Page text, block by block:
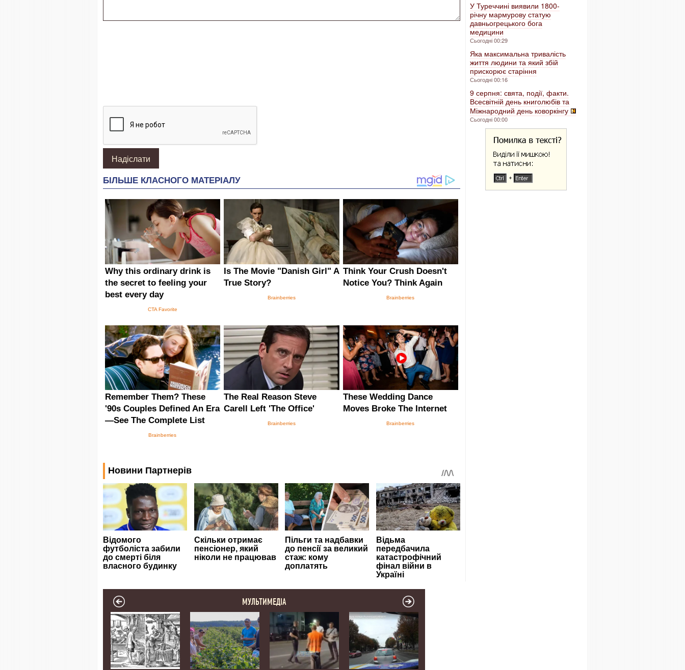
У Туреччині виявили 1800-
річну мармурову статую
давньогрецького бога
медицини
Сьогодні 00:29
Яка максимальна тривалість
життя людини та який збій
прискорює старіння
Сьогодні 00:16
9 серпня: свята, події, факти.
Всесвітній день книголюбів та
Міжнародний день коворкінгу
Сьогодні 00:00
МУЛЬТИМЕДІА